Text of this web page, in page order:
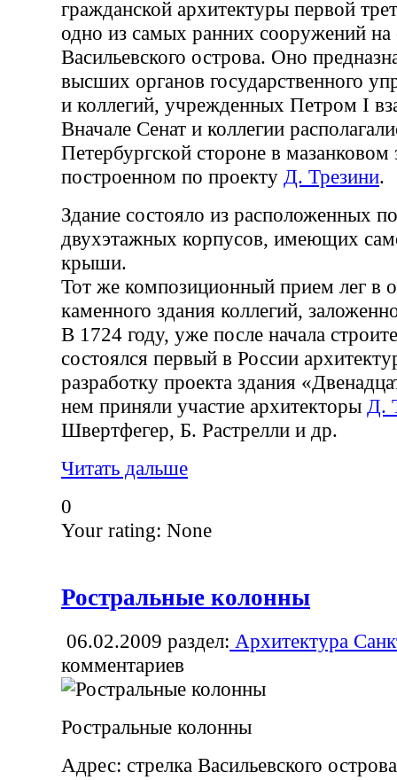
гражданской архитектуры первой
одно из самых ранних сооружений на
Васильевского острова. Оно
высших органов государственного
и коллегий, учрежденных Петром I
Вначале Сенат и коллегии
Петербургской стороне в мазанковом
построенном по проекту Д. Трезини.
Здание состояло из расположенных
двухэтажных корпусов, имеющих
крыши.
Тот же композиционный прием лег в
каменного здания коллегий,
В 1724 году, уже после начала
состоялся первый в России
разработку проекта здания
нем приняли участие архитекторы Д.
Швертфегер, Б. Растрелли и др.
Читать дальше
0
Your rating: None
Ростральные колонны
06.02.2009 раздел: Архитектура
комментариев
Ростральные колонны
Адрес: стрелка Васильевского острова